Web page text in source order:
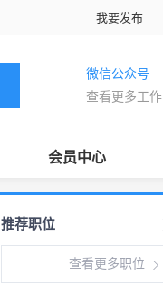
我要发布
微信公众号
查看更多工作
会员中心
推荐职位
查看更多职位